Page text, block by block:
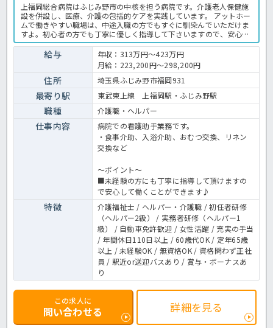
上福岡総合病院はふじみ野市の中核を担う病院です。介護老人保健施
設を併設し、医療、介護の包括的ケアを実践しています。 アットホー
ムで働きやすい職場は、中途入職の方でもすぐに馴染んでいただけま
すよ。初心者の方でも丁寧に優しく指導して下さいますので、安心し
てお仕事を覚えられる環境です♬ うれしい賞与は3.00ヶ月分◎年間休
日も110日以上とプライベートとの両立も可能なのがうれしいです
ね！ワークライフバランスをとりやすく、働きやすさが自慢です。 ご
興味をお持ちでしたらまずはほっ介護までお気軽にお問い合わせくだ
さいね！病院での看護助手業務全般です。＜看護助手 正職員 病院
給与
年収：313万円～423万円
月給：223,200円～298,200円
住所 埼玉県ふじみ野市福岡931
最寄り駅 東武東上線 上福岡駅・ふじみ野駅
職種 介護職・ヘルパー
仕事内容
病院での看護助手業務です。
・食事介助、入浴介助、おむつ交換、リネン
交換など
～ポイント～
■未経験の方にも丁寧に指導して頂けますの
で安心して働くことができます♪
特徴
介護福祉士 / ヘルパー・介護職 / 初任者研修
（ヘルパー2級） / 実務者研修（ヘルパー1
級） / 自動車免許歓迎 / 女性活躍 / 充実の手当
/ 年間休日110日以上 / 60歳代OK / 定年65歳
以上 / 未経験OK / 無資格OK / 資格問わず正社
員 / 駅近or送迎バスあり / 賞与・ボーナスあ
り
この求人に
問い合わせる 詳細を見る